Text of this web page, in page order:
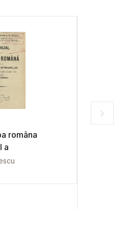
româna
a